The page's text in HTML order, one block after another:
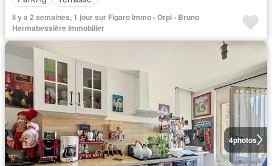
Il y a 2 semaines, 1 jour sur Figaro Immo - Orpi - Bruno
Hermabessière Immobilier
4photos